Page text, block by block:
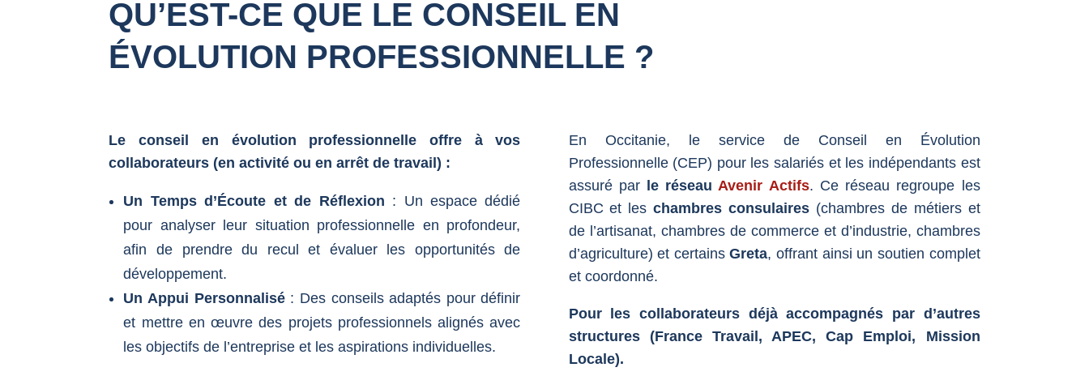
QU’EST-CE QUE LE CONSEIL EN
ÉVOLUTION PROFESSIONNELLE ?
Le conseil en évolution professionnelle offre à vos
collaborateurs (en activité ou en arrêt de travail) :
Un Temps d’Écoute et de Réflexion : Un espace dédié
pour analyser leur situation professionnelle en profondeur,
afin de prendre du recul et évaluer les opportunités de
développement.
Un Appui Personnalisé: Des conseils adaptés pour définir
et mettre en œuvre des projets professionnels alignés avec
les objectifs de l’entreprise et les aspirations individuelles.
En Occitanie, le service de Conseil en Évolution
Professionnelle (CEP) pour les salariés et les indépendants est
assuré par
le réseauAvenir Actifs. Ce réseau regroupe les
CIBC et leschambres consulaires (chambres de métiers et
de l’artisanat, chambres de commerce et d’industrie, chambres
d’agriculture) et certainsGreta, offrant ainsi un soutien complet
et coordonné.
Pour les collaborateurs déjà accompagnés par d’autres
structures (France Travail, APEC,Cap Emploi, Mission
Locale).